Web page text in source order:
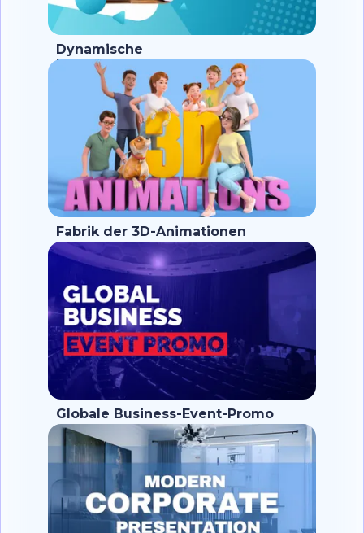
Dynamische
Unternehmenspräsentation
Fabrik der 3D-Animationen
Globale Business-Event-Promo